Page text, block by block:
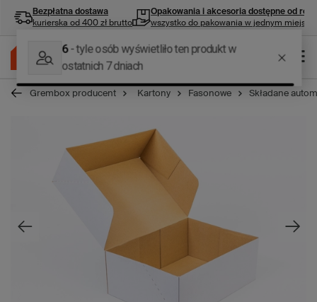
Bezpłatna dostawa
kurierska od 400 zł brutto
Opakowania i akcesoria dostępne od ręki
wszystko do pakowania w jednym miejscu
Grembox producent Kartony Fasonowe Składane